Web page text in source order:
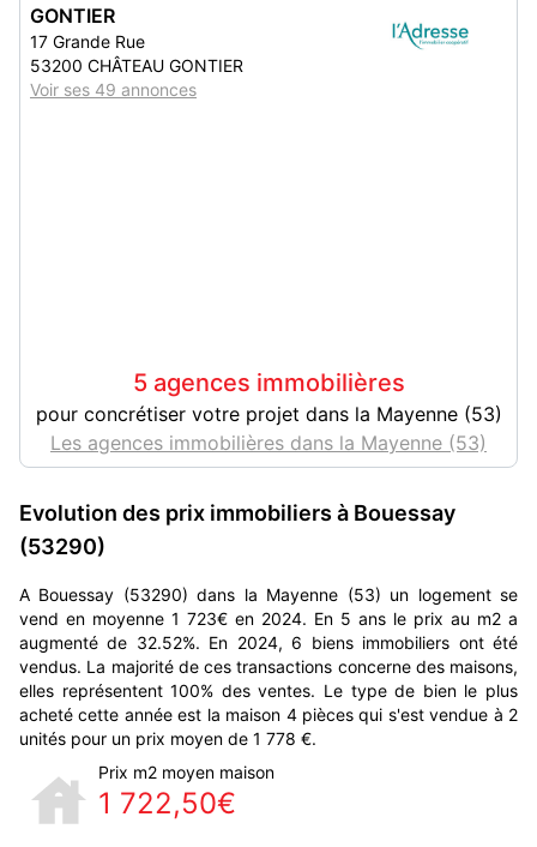
GONTIER
17 Grande Rue
53200 CHÂTEAU GONTIER
Voir ses 49 annonces
5 agences immobilières
pour concrétiser votre projet dans la Mayenne (53)
Les agences immobilières dans la Mayenne (53)
Evolution des prix immobiliers à Bouessay
(53290)
A Bouessay (53290) dans la Mayenne (53) un logement se
vend en moyenne 1 723€ en 2024. En 5 ans le prix au m2 a
augmenté de 32.52%. En 2024, 6 biens immobiliers ont été
vendus. La majorité de ces transactions concerne des maisons,
elles représentent 100% des ventes. Le type de bien le plus
acheté cette année est la maison 4 pièces qui s'est vendue à 2
unités pour un prix moyen de 1 778 €.
Prix m2 moyen maison
1 722,50€